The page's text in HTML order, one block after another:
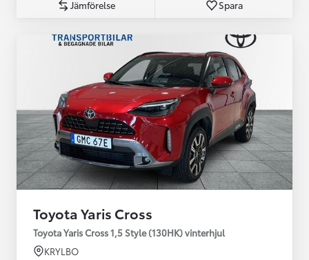
Jämförelse Spara
Toyota Yaris Cross
Toyota Yaris Cross 1,5 Style (130HK) vinterhjul
KRYLBO